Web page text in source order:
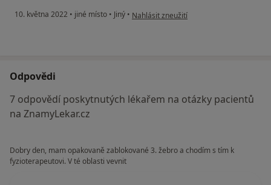
10. května 2022 • jiné místo • Jiný • podle názoru uživatele Klara
Nahlásit zneužití
Odpovědi
7 odpovědí poskytnutých lékařem na otázky pacientů
na ZnamyLekar.cz
Dobry den, mam opakovaně zablokované 3. žebro a chodím s tím k
fyzioterapeutovi. V té oblasti vevnit